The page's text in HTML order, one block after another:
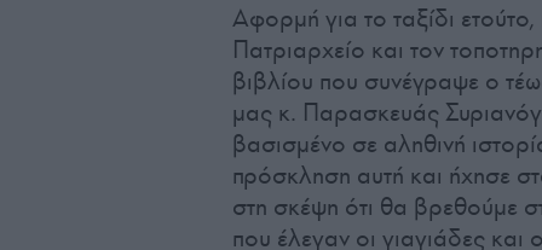
Αφορμή για το ταξίδι
Πατριαρχείο και τον
βιβλίου που συνέγραψε ο
μας κ. Παρασκευάς
βασισμένο σε αληθινή
πρόσκληση αυτή και ήχησε
στη σκέψη ότι θα βρεθούμε
που έλεγαν οι γιαγιάδες